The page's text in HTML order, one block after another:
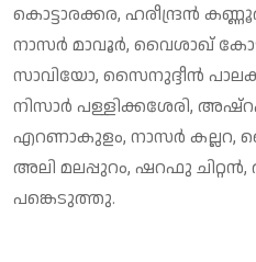
കൊട്ടാരക്കര, ഹരീന്ദ്രന്‍
നാസര്‍ മാവൂര്‍, വൈശാഖ്
സാവിയോ, സൈനുദ്ദീന്‍
നിസാര്‍ പള്ളിക്കശേരി,
എറണാകുളം, നാസര്‍ കല്ലറ,
അലി മലപ്പുറം, ഷറഫു
പങ്കെടുത്തു.